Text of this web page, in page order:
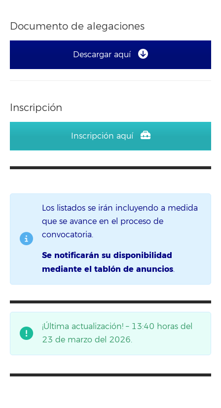
Documento de alegaciones
Descargar aquí
Inscripción
Inscripción aquí
Los listados se irán incluyendo a medida
que se avance en el proceso de
convocatoria.
Se notificarán su disponibilidad
mediante el tablón de anuncios.
¡Última actualización! – 13:40 horas del
23 de marzo del 2026.